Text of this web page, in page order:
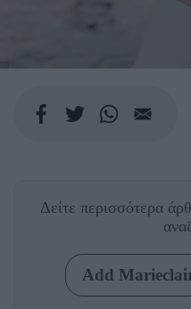
Δείτε περισσότερα
Add